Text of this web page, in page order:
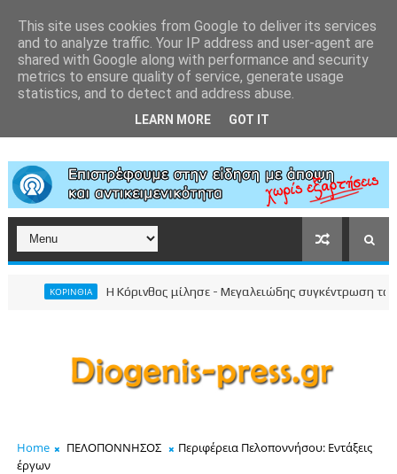
ΚΟΡΙΝΘΙΑ Η Κόρινθος μίλησε - Μεγαλειώδης συγκέντρωση του
Home ΠΕΛΟΠΟΝΝΗΣΟΣ
Περιφέρεια Πελοποννήσου: Εντάξεις
έργων
This site uses cookies from Google to deliver its services
and to analyze traffic. Your IP address and user-agent are
shared with Google along with performance and security
metrics to ensure quality of service, generate usage
statistics, and to detect and address abuse.
LEARN MORE GOT IT